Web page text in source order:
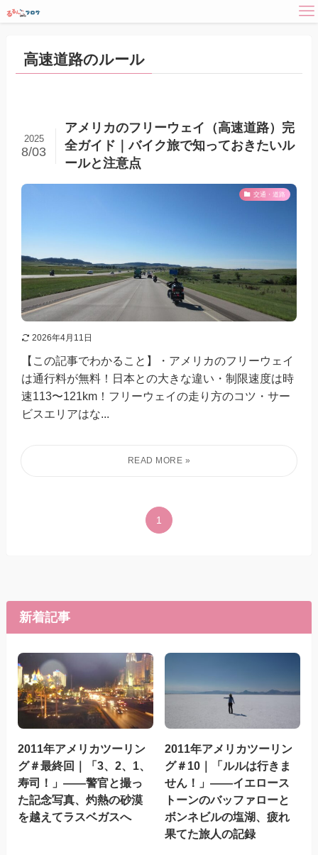
高速道路のルール
アメリカのフリーウェイ（高速道路）完
全ガイド｜バイク旅で知っておきたいル
ールと注意点
2025
8/03
交通・道路
2026年4月11日
【この記事でわかること】・アメリカのフリーウェイ
は通行料が無料！日本との大きな違い・制限速度は時
速113〜121km！フリーウェイの走り方のコツ・サー
ビスエリアはな...
1
新着記事
2011年アメリカツーリン
グ＃最終回｜「3、2、1、
寿司！」——警官と撮っ
た記念写真、灼熱の砂漠
を越えてラスベガスへ
2011年アメリカツーリン
グ＃10｜「ルルは行きま
せん！」——イエロース
トーンのバッファローと
ボンネビルの塩湖、疲れ
果てた旅人の記録